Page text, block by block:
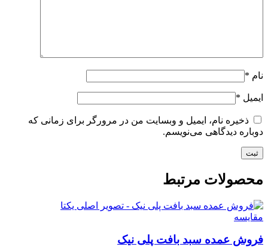
نام *
ایمیل *
ذخیره نام، ایمیل و وبسایت من در مرورگر برای زمانی که
دوباره دیدگاهی می‌نویسم.
محصولات مرتبط
مقایسه
فروش عمده سبد بافت پلی نیک